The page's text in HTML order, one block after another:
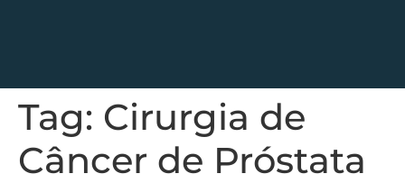
Tag: Cirurgia de
Câncer de Próstata